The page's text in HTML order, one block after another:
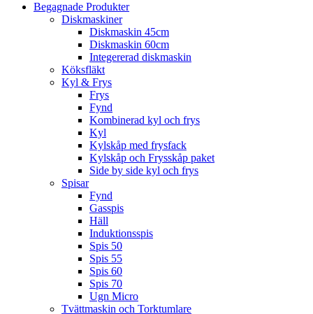
Begagnade Produkter
Diskmaskiner
Diskmaskin 45cm
Diskmaskin 60cm
Integererad diskmaskin
Köksfläkt
Kyl & Frys
Frys
Fynd
Kombinerad kyl och frys
Kyl
Kylskåp med frysfack
Kylskåp och Frysskåp paket
Side by side kyl och frys
Spisar
Fynd
Gasspis
Häll
Induktionsspis
Spis 50
Spis 55
Spis 60
Spis 70
Ugn Micro
Tvättmaskin och Torktumlare